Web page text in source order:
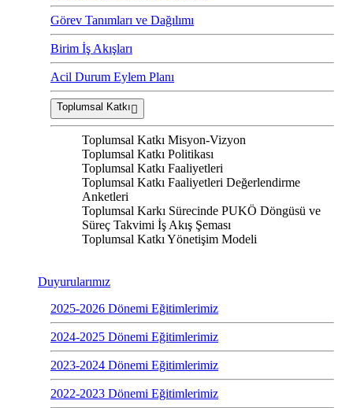
Görev Tanımları ve Dağılımı
Birim İş Akışları
Acil Durum Eylem Planı
Toplumsal Katkı
Toplumsal Katkı Misyon-Vizyon
Toplumsal Katkı Politikası
Toplumsal Katkı Faaliyetleri
Toplumsal Katkı Faaliyetleri Değerlendirme
Anketleri
Toplumsal Karkı Sürecinde PUKÖ Döngüsü ve
Süreç Takvimi İş Akış Şeması
Toplumsal Katkı Yönetişim Modeli
Duyurularımız
2025-2026 Dönemi Eğitimlerimiz
2024-2025 Dönemi Eğitimlerimiz
2023-2024 Dönemi Eğitimlerimiz
2022-2023 Dönemi Eğitimlerimiz